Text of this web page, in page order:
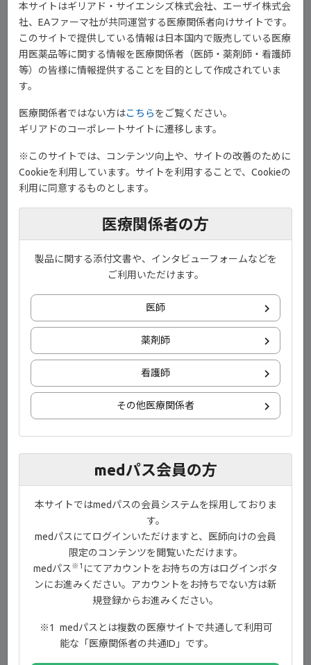
年齢中央値は47歳、ステロイド依存性は59%、ベースライン部分
的Mayoスコアは５、全身性ステロイドの併用は29%、生物学的製
1）。
1) Akiyama S, et al. Alimentary Pharmacology & Therapeutics,
Volume 59, Issue 11, 2024 （利益相反：著者にEAファーマ株式会
社、ギリアド・サイエンシズ株式会社、エーザイ株式会社より講
演料などを受領している者が含まれる）
目次
00:00-00:18 イントロダクション
00:19-03:00 試験概要
05:14-06:07 安全性
06:08-11:22 SELECTION試験 試験概要
11:23-13:15 寛解導入 有効性
13:16-14:09 寛解維持 有効性
14:10-17:44 寛解導入 安全性
本サイトはギリアド・サイエンシズ株式会社、エーザイ株式会
社、EAファーマ社が共同運営する医療関係者向けサイトです。
このサイトで提供している情報は日本国内で販売している医療
用医薬品等に関する情報を医療関係者（医師・薬剤師・看護師
等）の皆様に情報提供することを目的として作成されていま
す。
医療関係者ではない方はこちらをご覧ください。
ギリアドのコーポレートサイトに遷移します。
※このサイトでは、コンテンツ向上や、サイトの改善のために
Cookieを利用しています。サイトを利用することで、Cookieの
利用に同意するものとします。
医療関係者の方
製品に関する添付文書や、インタビューフォームなどを
ご利用いただけます。
医師
薬剤師
看護師
その他医療関係者
medパス会員の方
本サイトではmedパスの会員システムを採用しておりま
す。
medパスにてログインいただけますと、医師向けの会員
限定のコンテンツを閲覧いただけます。
medパス※1 にてアカウントをお持ちの方はログインボタ
ンにお進みください。アカウントをお持ちでない方は新
規登録からお進みください。
medパスとは複数の医療サイトで共通して利用可
能な「医療関係者の共通ID」です。